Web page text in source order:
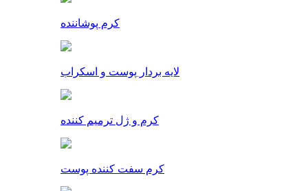
کرم پوشاننده
لایه بردار پوست و اسکراب
کرم و ژل ترمیم کننده
کرم سفت کننده پوست